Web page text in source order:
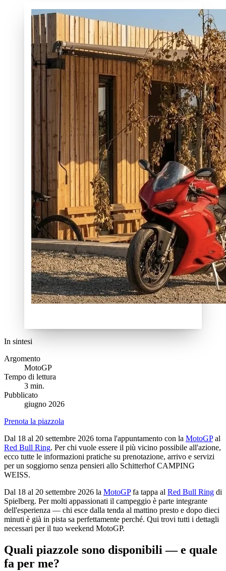
In sintesi
Argomento
MotoGP
Tempo di lettura
3 min.
Pubblicato
giugno 2026
Prenota la piazzola
Dal 18 al 20 settembre 2026 torna l'appuntamento con la MotoGPal
Red Bull Ring. Per chi vuole essere il più vicino possibile all'azione,
ecco tutte le informazioni pratiche su prenotazione, arrivo e servizi
per un soggiorno senza pensieri allo Schitterhof CAMPING
WEISS.
Dal 18 al 20 settembre 2026 la MotoGPfa tappa al Red Bull Ring di
Spielberg. Per molti appassionati il campeggio è parte integrante
dell'esperienza — chi esce dalla tenda al mattino presto e dopo dieci
minuti è già in pista sa perfettamente perché. Qui trovi tutti i dettagli
necessari per il tuo weekend MotoGP.
Quali piazzole sono disponibili — e quale
fa per me?